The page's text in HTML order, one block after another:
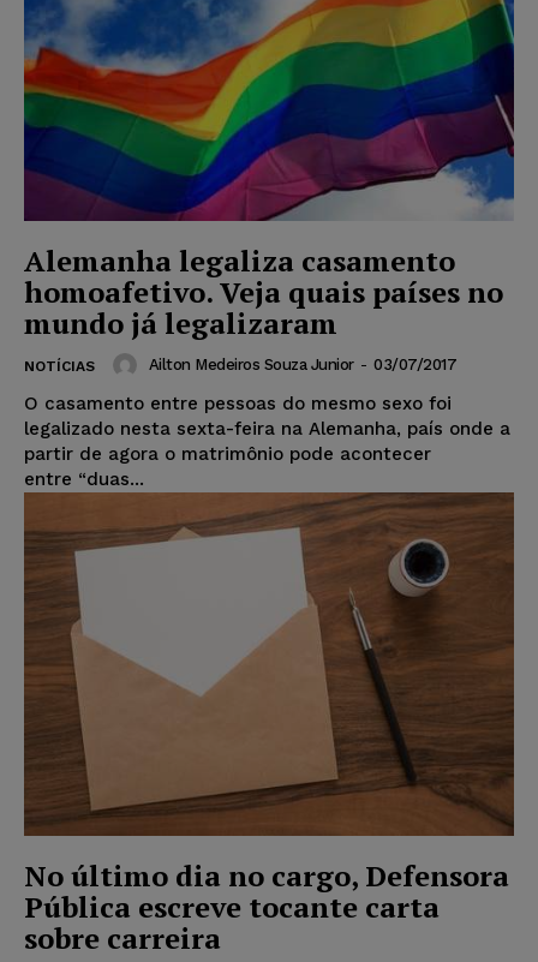
Alemanha legaliza casamento
homoafetivo. Veja quais países no
mundo já legalizaram
NOTÍCIAS Ailton Medeiros Souza Junior - 03/07/2017
O casamento entre pessoas do mesmo sexo foi
legalizado nesta sexta-feira na Alemanha, país onde a
partir de agora o matrimônio pode acontecer
entre “duas...
No último dia no cargo, Defensora
Pública escreve tocante carta
sobre carreira